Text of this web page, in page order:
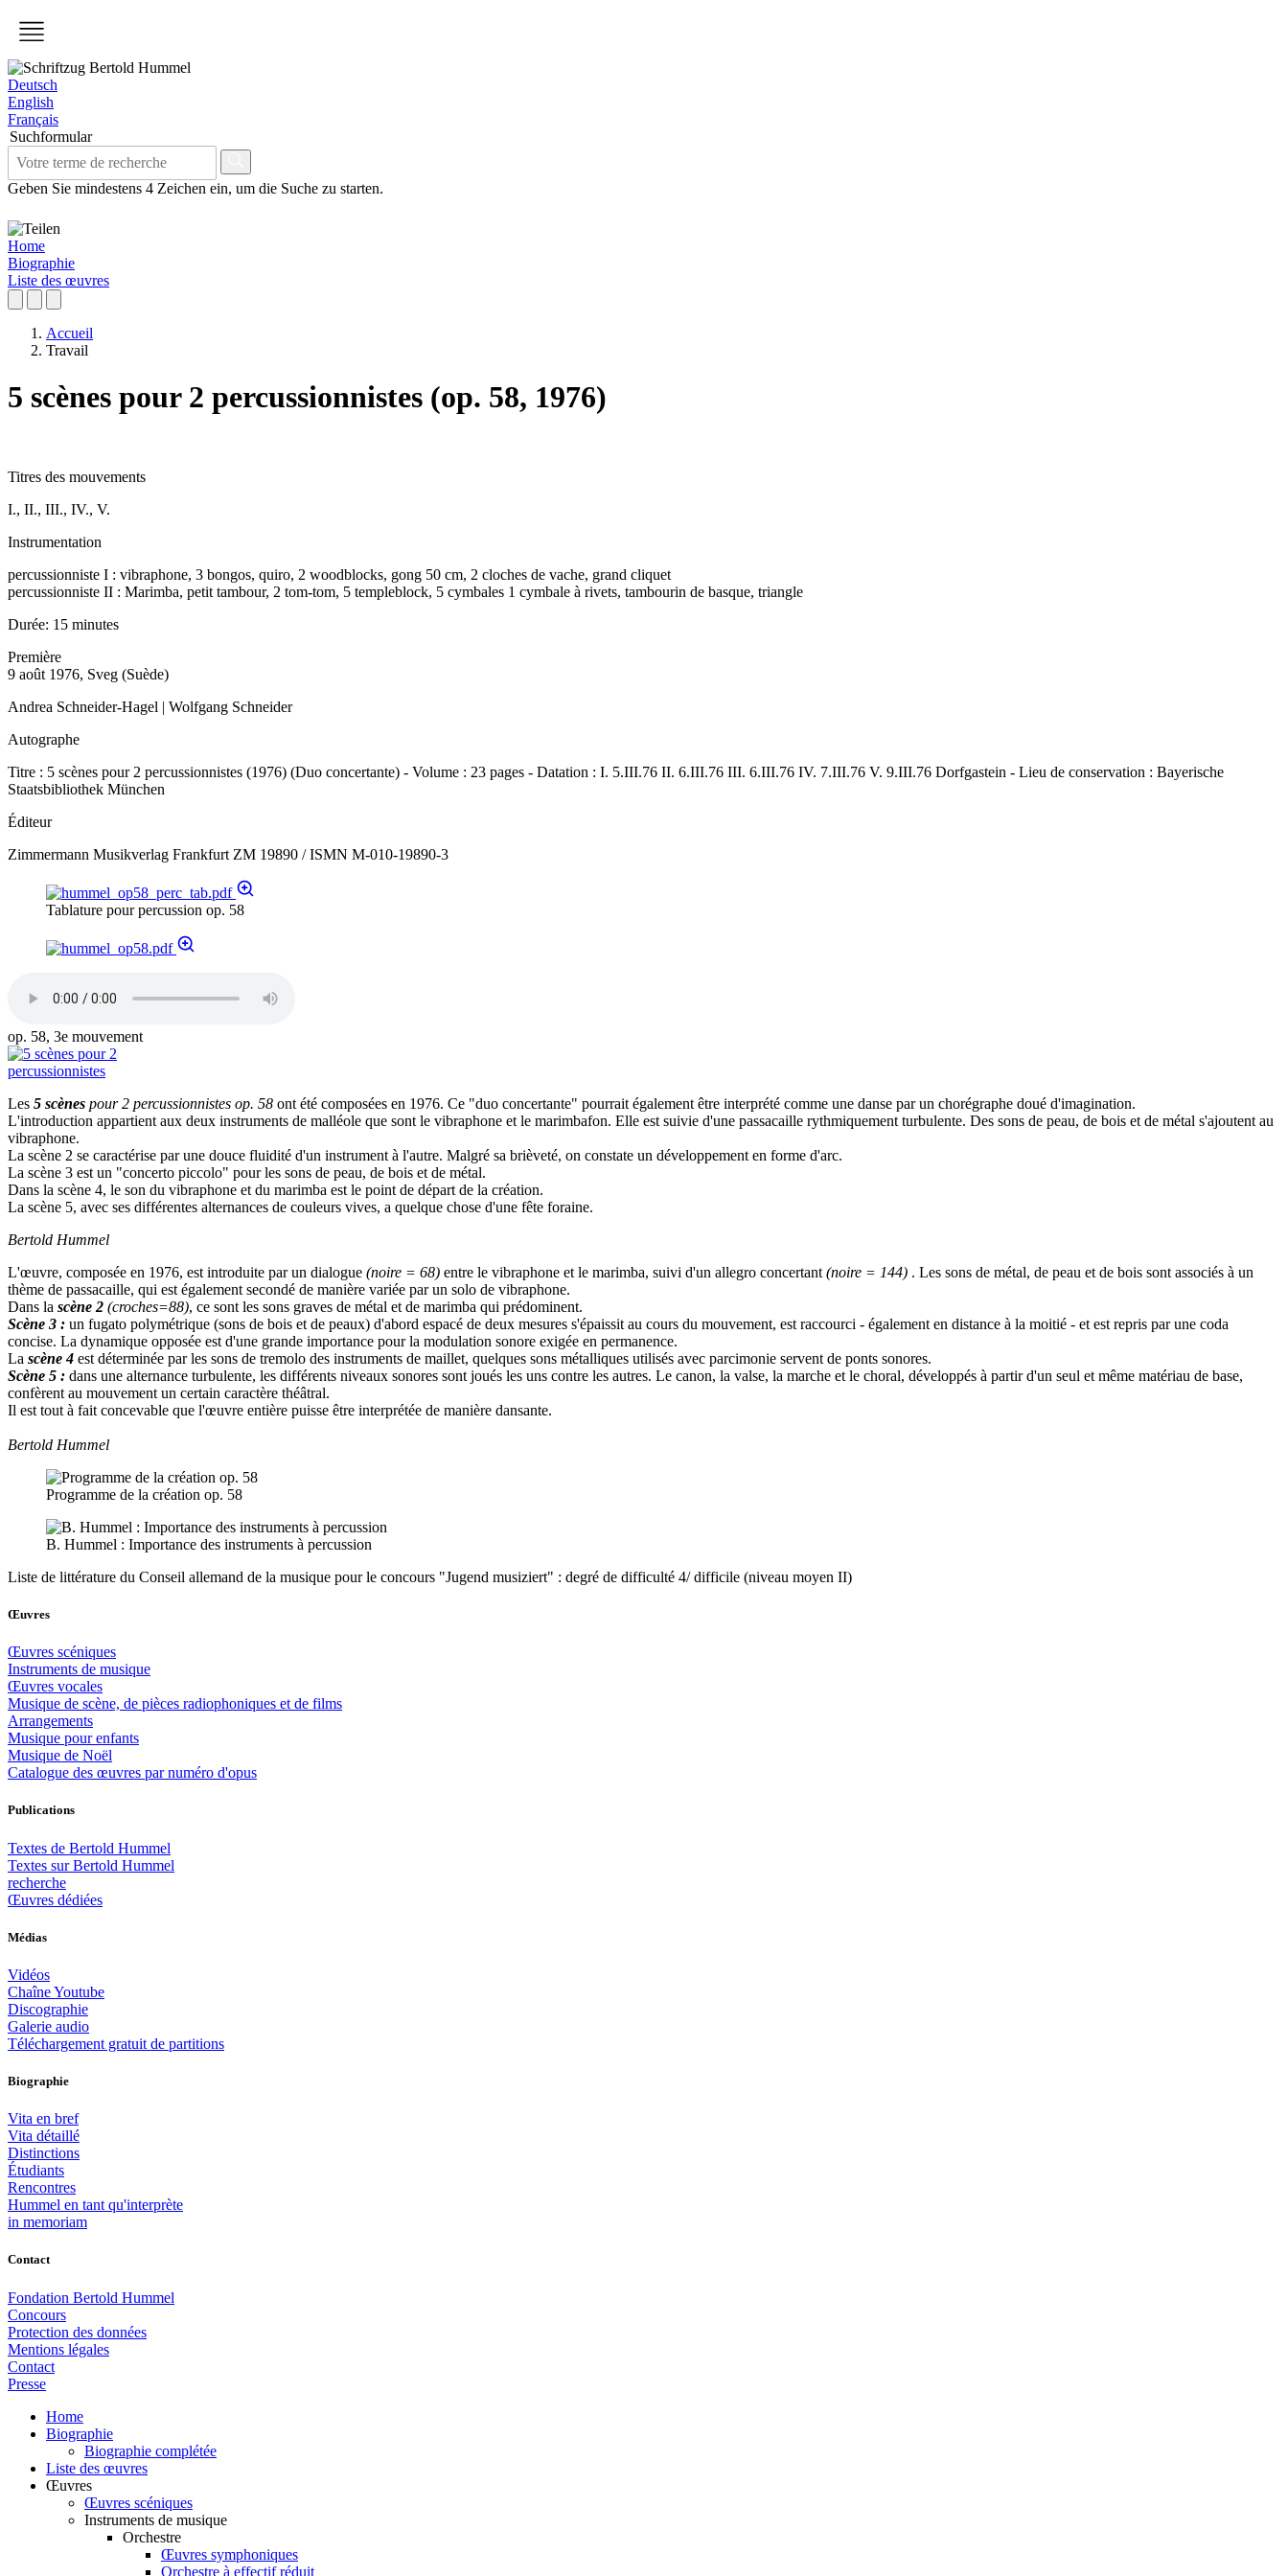
Deutsch
English
Français
Suchformular
Geben Sie mindestens 4 Zeichen ein, um die Suche zu starten.
Home
Biographie
Liste des œuvres
Accueil
Travail
5 scènes pour 2 percussionnistes (op. 58, 1976)
Titres des mouvements
I., II., III., IV., V.
Instrumentation
percussionniste I : vibraphone, 3 bongos, quiro, 2 woodblocks, gong 50 cm, 2 cloches de vache, grand cliquet
percussionniste II : Marimba, petit tambour, 2 tom-tom, 5 templeblock, 5 cymbales 1 cymbale à rivets, tambourin de basque, triangle
Durée: 15 minutes
Première
9 août 1976, Sveg (Suède)
Andrea Schneider-Hagel | Wolfgang Schneider
Autographe
Titre : 5 scènes pour 2 percussionnistes (1976) (Duo concertante) - Volume : 23 pages - Datation : I. 5.III.76 II. 6.III.76 III. 6.III.76 IV. 7.III.76 V. 9.III.76 Dorfgastein - Lieu de conservation : Bayerische
Staatsbibliothek München
Éditeur
Zimmermann Musikverlag Frankfurt ZM 19890 / ISMN M-010-19890-3
Tablature pour percussion op. 58
op. 58, 3e mouvement
Les 5 scènes pour 2 percussionnistes op. 58 ont été composées en 1976. Ce "duo concertante" pourrait également être interprété comme une danse par un chorégraphe doué d'imagination.
L'introduction appartient aux deux instruments de malléole que sont le vibraphone et le marimbafon. Elle est suivie d'une passacaille rythmiquement turbulente. Des sons de peau, de bois et de métal s'ajoutent au
vibraphone.
La scène 2 se caractérise par une douce fluidité d'un instrument à l'autre. Malgré sa brièveté, on constate un développement en forme d'arc.
La scène 3 est un "concerto piccolo" pour les sons de peau, de bois et de métal.
Dans la scène 4, le son du vibraphone et du marimba est le point de départ de la création.
La scène 5, avec ses différentes alternances de couleurs vives, a quelque chose d'une fête foraine.
Bertold Hummel
L'œuvre, composée en 1976, est introduite par un dialogue (noire = 68) entre le vibraphone et le marimba, suivi d'un allegro concertant (noire = 144) . Les sons de métal, de peau et de bois sont associés à un
thème de passacaille, qui est également secondé de manière variée par un solo de vibraphone.
Dans la scène 2 (croches=88), ce sont les sons graves de métal et de marimba qui prédominent.
Scène 3 : un fugato polymétrique (sons de bois et de peaux) d'abord espacé de deux mesures s'épaissit au cours du mouvement, est raccourci - également en distance à la moitié - et est repris par une coda
concise. La dynamique opposée est d'une grande importance pour la modulation sonore exigée en permanence.
La scène 4 est déterminée par les sons de tremolo des instruments de maillet, quelques sons métalliques utilisés avec parcimonie servent de ponts sonores.
Scène 5 : dans une alternance turbulente, les différents niveaux sonores sont joués les uns contre les autres. Le canon, la valse, la marche et le choral, développés à partir d'un seul et même matériau de base,
confèrent au mouvement un certain caractère théâtral.
Il est tout à fait concevable que l'œuvre entière puisse être interprétée de manière dansante.
Bertold Hummel
Programme de la création op. 58
B. Hummel : Importance des instruments à percussion
Liste de littérature du Conseil allemand de la musique pour le concours "Jugend musiziert" : degré de difficulté 4/ difficile (niveau moyen II)
Œuvres
Œuvres scéniques
Instruments de musique
Œuvres vocales
Musique de scène, de pièces radiophoniques et de films
Arrangements
Musique pour enfants
Musique de Noël
Catalogue des œuvres par numéro d'opus
Publications
Textes de Bertold Hummel
Textes sur Bertold Hummel
recherche
Œuvres dédiées
Médias
Vidéos
Chaîne Youtube
Discographie
Galerie audio
Téléchargement gratuit de partitions
Biographie
Vita en bref
Vita détaillé
Distinctions
Étudiants
Rencontres
Hummel en tant qu'interprète
in memoriam
Contact
Fondation Bertold Hummel
Concours
Protection des données
Mentions légales
Contact
Presse
Home
Biographie
Biographie complétée
Liste des œuvres
Œuvres
Œuvres scéniques
Instruments de musique
Orchestre
Œuvres symphoniques
Orchestre à effectif réduit